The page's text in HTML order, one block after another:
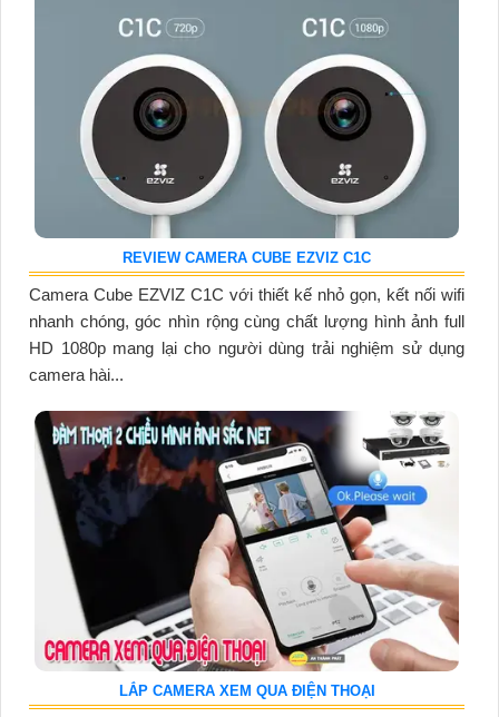
REVIEW CAMERA CUBE EZVIZ C1C
Camera Cube EZVIZ C1C với thiết kế nhỏ gọn, kết nối wifi
nhanh chóng, góc nhìn rộng cùng chất lượng hình ảnh full
HD 1080p mang lại cho người dùng trải nghiệm sử dụng
camera hài...
LẮP CAMERA XEM QUA ĐIỆN THOẠI